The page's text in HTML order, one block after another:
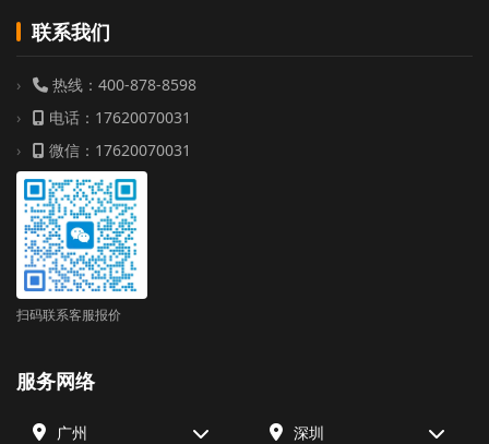
联系我们
热线：400-878-8598
电话：17620070031
微信：17620070031
扫码联系客服报价
服务网络
广州 深圳